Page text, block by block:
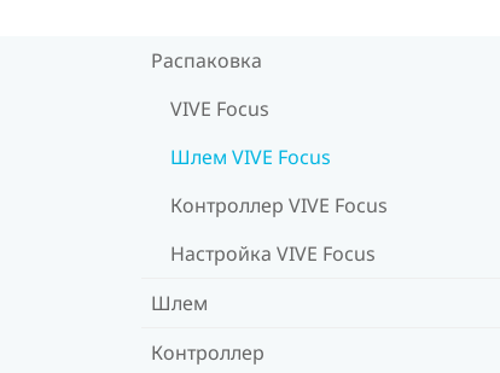
Распаковка
VIVE Focus
Шлем VIVE Focus
Контроллер VIVE Focus
Настройка VIVE Focus
Шлем
Контроллер